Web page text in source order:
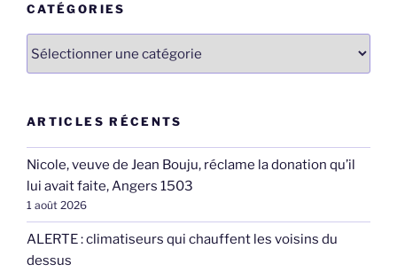
CATÉGORIES
ARTICLES RÉCENTS
Nicole, veuve de Jean Bouju, réclame la donation qu’il
lui avait faite, Angers 1503
1 août 2026
ALERTE : climatiseurs qui chauffent les voisins du
dessus